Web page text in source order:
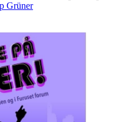
Grüner